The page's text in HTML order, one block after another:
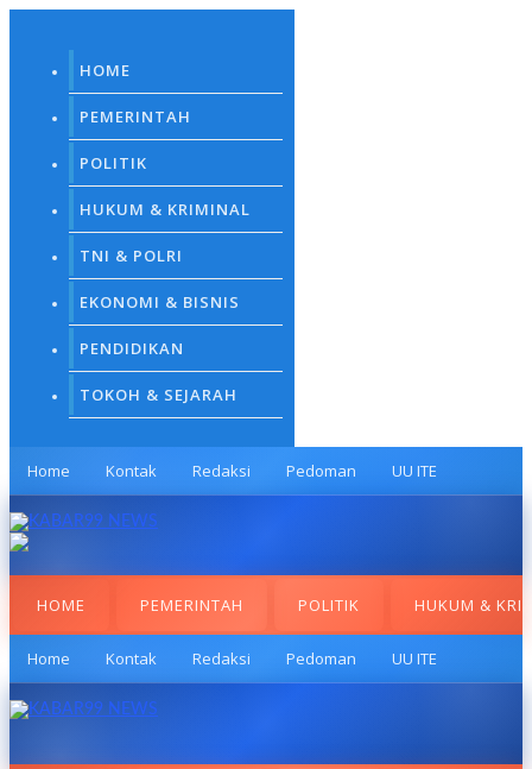
HOME
PEMERINTAH
POLITIK
HUKUM & KRIMINAL
TNI & POLRI
EKONOMI & BISNIS
PENDIDIKAN
TOKOH & SEJARAH
Home Kontak Redaksi Pedoman UU ITE
HOME PEMERINTAH POLITIK HUKUM &
Home Kontak Redaksi Pedoman UU ITE